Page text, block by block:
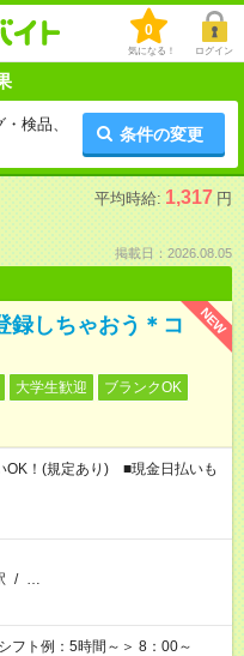
0
気になる！ ログイン
検品、
条件の変更
平均時給: 1,317 円
掲載日：2026.08.05
NEW
録しちゃおう＊コ
大学生歓迎
ブランクOK
！(規定あり) ■現金日払いも
/ …
フト例：5時間～＞ 8：00～